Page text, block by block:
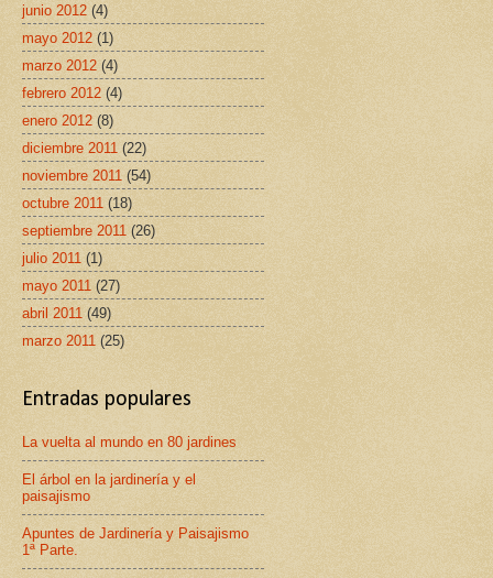
junio 2012 (4)
mayo 2012 (1)
marzo 2012 (4)
febrero 2012 (4)
enero 2012 (8)
diciembre 2011 (22)
noviembre 2011 (54)
octubre 2011 (18)
septiembre 2011 (26)
julio 2011 (1)
mayo 2011 (27)
abril 2011 (49)
marzo 2011 (25)
Entradas populares
La vuelta al mundo en 80 jardines
El árbol en la jardinería y el
paisajismo
Apuntes de Jardinería y Paisajismo
1ª Parte.